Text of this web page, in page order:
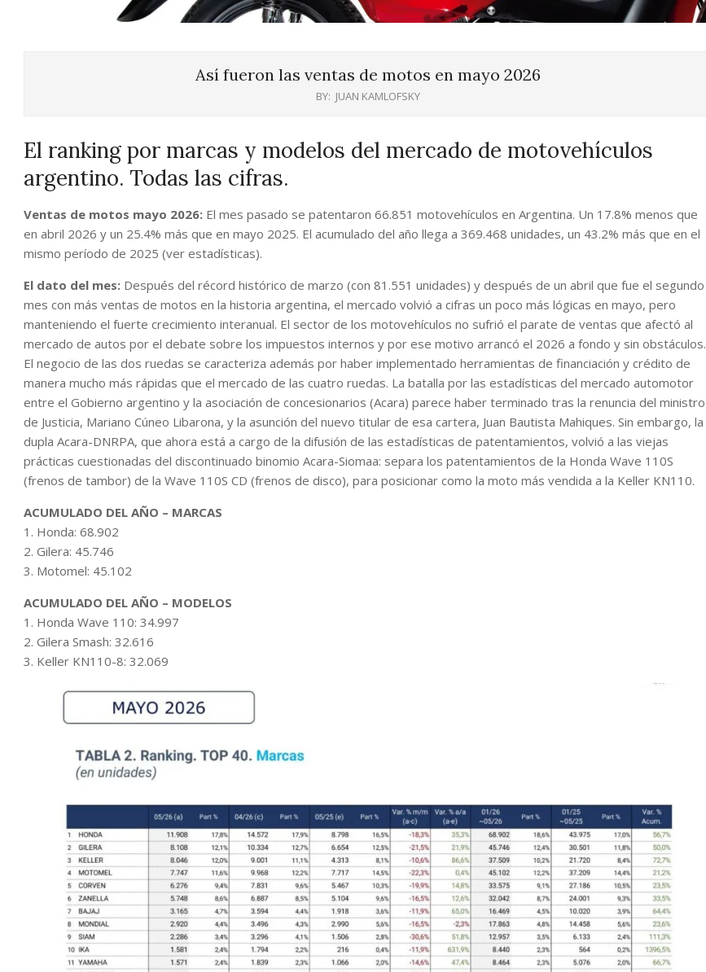
Así fueron las ventas de motos en mayo 2026
BY: JUAN KAMLOFSKY
El ranking por marcas y modelos del mercado de motovehículos
argentino. Todas las cifras.
Ventas de motos mayo 2026: El mes pasado se patentaron 66.851 motovehículos en Argentina. Un 17.8% menos que
en abril 2026 y un 25.4% más que en mayo 2025. El acumulado del año llega a 369.468 unidades, un 43.2% más que en el
mismo período de 2025 (ver estadísticas).
El dato del mes: Después del récord histórico de marzo (con 81.551 unidades) y después de un abril que fue el segundo
mes con más ventas de motos en la historia argentina, el mercado volvió a cifras un poco más lógicas en mayo, pero
manteniendo el fuerte crecimiento interanual. El sector de los motovehículos no sufrió el parate de ventas que afectó al
mercado de autos por el debate sobre los impuestos internos y por ese motivo arrancó el 2026 a fondo y sin obstáculos.
El negocio de las dos ruedas se caracteriza además por haber implementado herramientas de financiación y crédito de
manera mucho más rápidas que el mercado de las cuatro ruedas. La batalla por las estadísticas del mercado automotor
entre el Gobierno argentino y la asociación de concesionarios (Acara) parece haber terminado tras la renuncia del ministro
de Justicia, Mariano Cúneo Libarona, y la asunción del nuevo titular de esa cartera, Juan Bautista Mahiques. Sin embargo, la
dupla Acara-DNRPA, que ahora está a cargo de la difusión de las estadísticas de patentamientos, volvió a las viejas
prácticas cuestionadas del discontinuado binomio Acara-Siomaa: separa los patentamientos de la Honda Wave 110S
(frenos de tambor) de la Wave 110S CD (frenos de disco), para posicionar como la moto más vendida a la Keller KN110.
ACUMULADO DEL AÑO – MARCAS
1. Honda: 68.902
2. Gilera: 45.746
3. Motomel: 45.102
ACUMULADO DEL AÑO – MODELOS
1. Honda Wave 110: 34.997
2. Gilera Smash: 32.616
3. Keller KN110-8: 32.069